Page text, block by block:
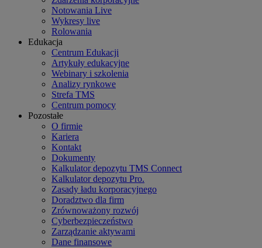
Notowania Live
Wykresy live
Rolowania
Edukacja
Centrum Edukacji
Artykuły edukacyjne
Webinary i szkolenia
Analizy rynkowe
Strefa TMS
Centrum pomocy
Pozostałe
O firmie
Kariera
Kontakt
Dokumenty
Kalkulator depozytu TMS Connect
Kalkulator depozytu Pro.
Zasady ładu korporacyjnego
Doradztwo dla firm
Zrównoważony rozwój
Cyberbezpieczeństwo
Zarządzanie aktywami
Dane finansowe